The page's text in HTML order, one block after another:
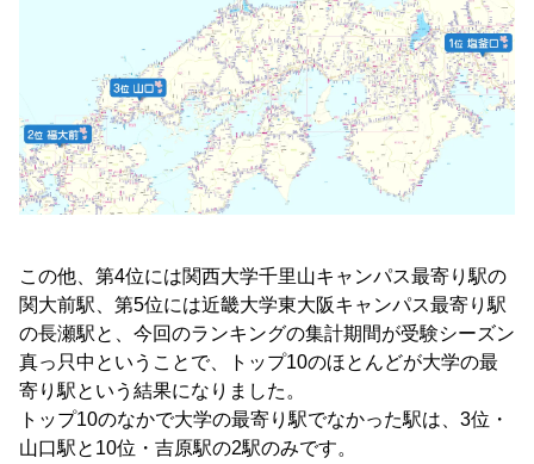
この他、第4位には関西大学千里山キャンパス最寄り駅の
関大前駅、第5位には近畿大学東大阪キャンパス最寄り駅
の長瀬駅と、今回のランキングの集計期間が受験シーズン
真っ只中ということで、トップ10のほとんどが大学の最
寄り駅という結果になりました。
トップ10のなかで大学の最寄り駅でなかった駅は、3位・
山口駅と10位・吉原駅の2駅のみです。